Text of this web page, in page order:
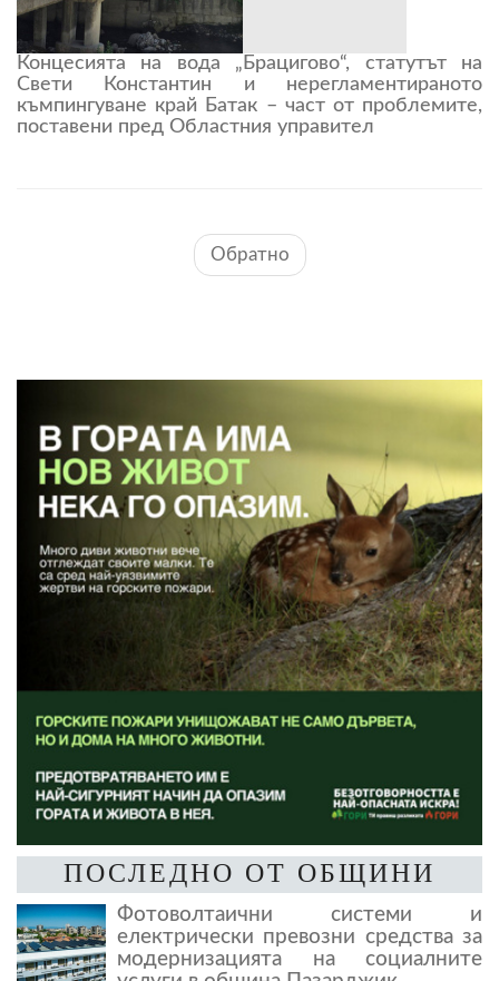
Концесията на вода „Брацигово“, статутът на
Свети Константин и нерегламентираното
къмпингуване край Батак – част от проблемите,
поставени пред Областния управител
Обратно
ПОСЛЕДНО ОТ ОБЩИНИ
Фотоволтаични системи и
електрически превозни средства за
модернизацията на социалните